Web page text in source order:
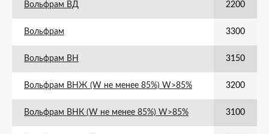
Вольфрам ВД 2200
Вольфрам 3300
Вольфрам ВН 3150
Вольфрам ВНЖ (W не менее 85%) W>85% 3200
Вольфрам ВНК (W не менее 85%) W>85% 3100